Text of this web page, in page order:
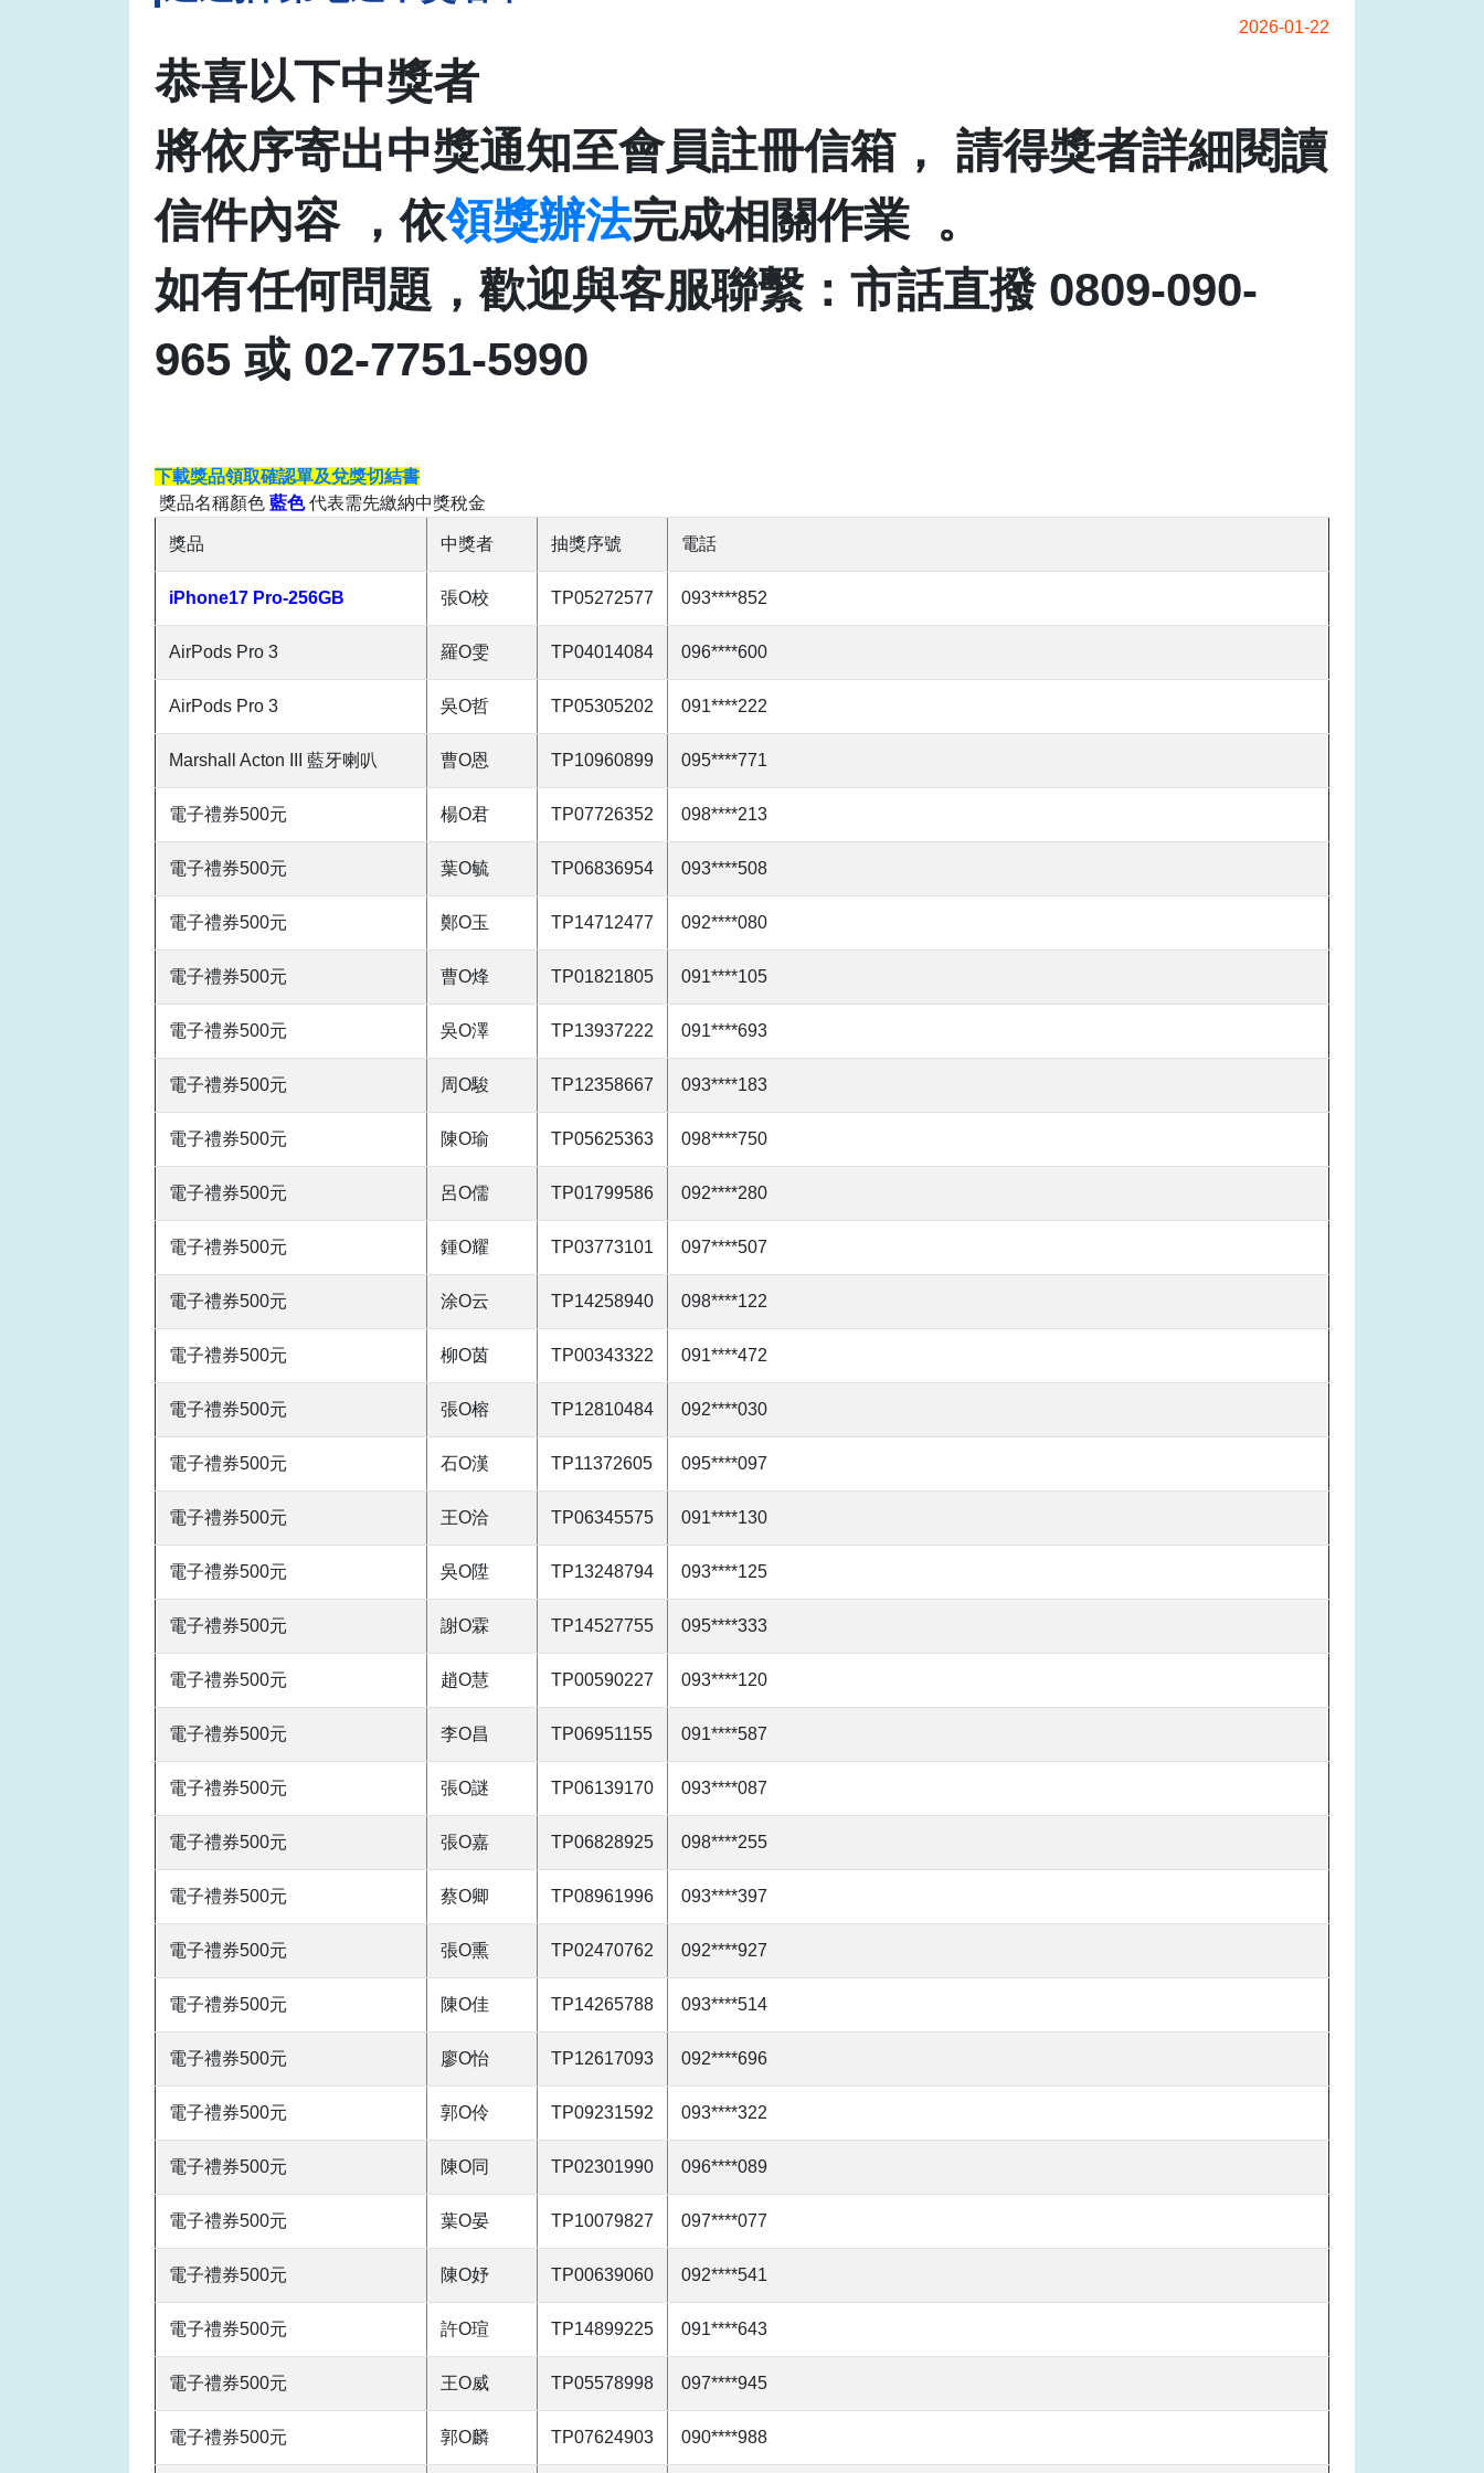
2026-01-22
恭喜以下中獎者
將依序寄出中獎通知至會員註冊信箱， 請得獎者詳細閱讀
信件內容 ，依領獎辦法完成相關作業 。
如有任何問題，歡迎與客服聯繫：市話直撥 0809-090-
965 或 02-7751-5990
下載獎品領取確認單及兌獎切結書
獎品名稱顏色 藍色代表需先繳納中獎稅金
獎品 中獎者 抽獎序號 電話
iPhone17 Pro-256GB 張O校 TP05272577 093****852
AirPods Pro 3 羅O雯 TP04014084 096****600
AirPods Pro 3 吳O哲 TP05305202 091****222
Marshall Acton III 藍牙喇叭 曹O恩 TP10960899 095****771
電子禮券500元 楊O君 TP07726352 098****213
電子禮券500元 葉O毓 TP06836954 093****508
電子禮券500元 鄭O玉 TP14712477 092****080
電子禮券500元 曹O烽 TP01821805 091****105
電子禮券500元 吳O澤 TP13937222 091****693
電子禮券500元 周O駿 TP12358667 093****183
電子禮券500元 陳O瑜 TP05625363 098****750
電子禮券500元 呂O儒 TP01799586 092****280
電子禮券500元 鍾O耀 TP03773101 097****507
電子禮券500元 涂O云 TP14258940 098****122
電子禮券500元 柳O茵 TP00343322 091****472
電子禮券500元 張O榕 TP12810484 092****030
電子禮券500元 石O漢 TP11372605 095****097
電子禮券500元 王O洽 TP06345575 091****130
電子禮券500元 吳O陞 TP13248794 093****125
電子禮券500元 謝O霖 TP14527755 095****333
電子禮券500元 趙O慧 TP00590227 093****120
電子禮券500元 李O昌 TP06951155 091****587
電子禮券500元 張O謎 TP06139170 093****087
電子禮券500元 張O嘉 TP06828925 098****255
電子禮券500元 蔡O卿 TP08961996 093****397
電子禮券500元 張O熏 TP02470762 092****927
電子禮券500元 陳O佳 TP14265788 093****514
電子禮券500元 廖O怡 TP12617093 092****696
電子禮券500元 郭O伶 TP09231592 093****322
電子禮券500元 陳O同 TP02301990 096****089
電子禮券500元 葉O晏 TP10079827 097****077
電子禮券500元 陳O妤 TP00639060 092****541
電子禮券500元 許O瑄 TP14899225 091****643
電子禮券500元 王O威 TP05578998 097****945
電子禮券500元 郭O麟 TP07624903 090****988